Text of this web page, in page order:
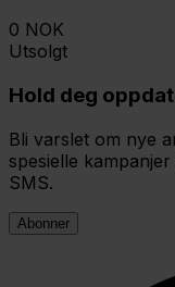
0 NOK
Utsolgt
Hold deg
Bli varslet om nye
spesielle
SMS.
Abonner